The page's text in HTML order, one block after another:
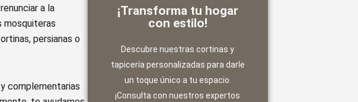
a la
mosquiteras
persianas o
complementarias
¡Transforma tu hogar
con estilo!
Descubre nuestras cortinas y
tapicería personalizadas para darle
un toque único a tu espacio.
¡Consulta con nuestros expertos
asesoramiento?
Te ayudamos a encontrar la
combinación perfecta para tu
transforma tu hogar con elegancia!